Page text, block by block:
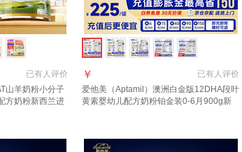
已有人评价
山羊奶粉小分子
方奶粉新西兰进
已有人评价
￥
爱他美（Aptamil）澳洲白金版12DHA段叶
黄素婴幼儿配方奶粉铂金装0-6月900g新